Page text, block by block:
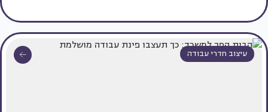
עיצוב חדרי עבודה